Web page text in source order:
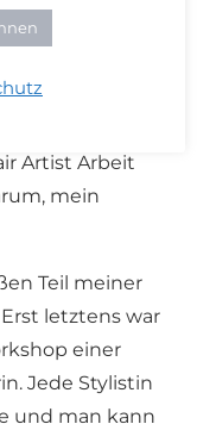
Während
Artist Arbeit
mein
Teil meiner
letztens war
einer
Jede Stylistin
und man kann